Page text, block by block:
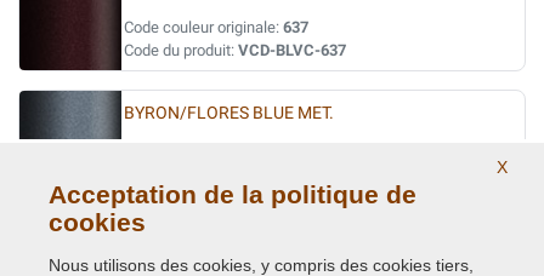
Code couleur originale: 637
Code du produit: VCD-BLVC-637
BYRON/FLORES BLUE MET.
CAIRNGORM BROWN MET. L.ROVER(VEDI BLVC-
408)
X
Acceptation de la politique de
cookies
Nous utilisons des cookies, y compris des cookies tiers,